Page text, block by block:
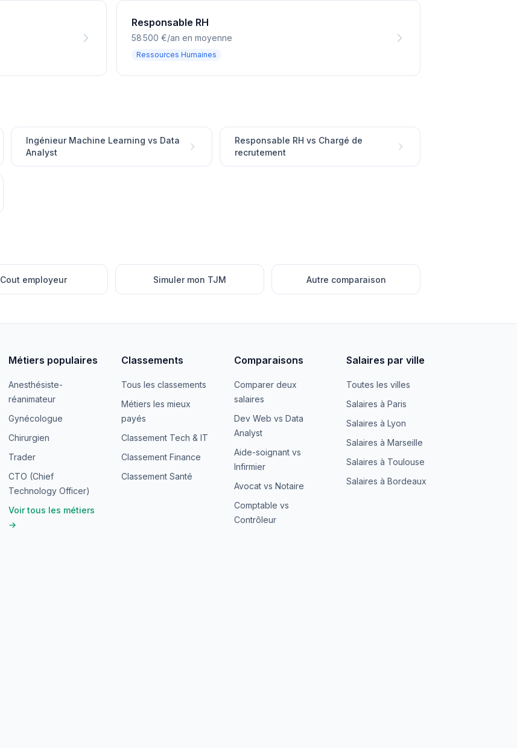
Responsable RH
58 500 €/an en moyenne
Ressources Humaines
Ingénieur Machine Learning vs Data
Analyst
Responsable RH vs Chargé de
recrutement
Cout employeur Simuler mon TJM Autre comparaison
Métiers populaires
Anesthésiste-
réanimateur
Gynécologue
Chirurgien
Trader
CTO (Chief
Technology Officer)
Voir tous les métiers
→
Classements
Tous les classements
Métiers les mieux
payés
Classement Tech & IT
Classement Finance
Classement Santé
Comparaisons
Comparer deux
salaires
Dev Web vs Data
Analyst
Aide-soignant vs
Infirmier
Avocat vs Notaire
Comptable vs
Contrôleur
Salaires par ville
Toutes les villes
Salaires à Paris
Salaires à Lyon
Salaires à Marseille
Salaires à Toulouse
Salaires à Bordeaux